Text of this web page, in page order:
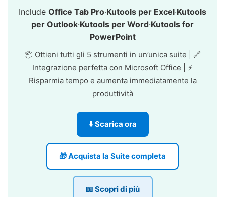
Include Office Tab Pro·Kutools per Excel·Kutools
per Outlook·Kutools per Word·Kutools for
PowerPoint
📦 Ottieni tutti gli 5 strumenti in un’unica suite | 🔗
Integrazione perfetta con Microsoft Office | ⚡
Risparmia tempo e aumenta immediatamente la
produttività
⬇️ Scarica ora
🎁 Acquista la Suite completa
📖 Scopri di più